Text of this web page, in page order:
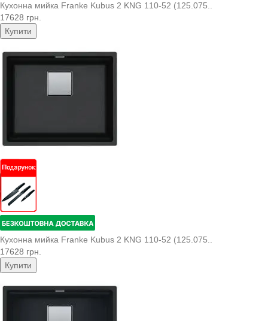
Кухонна мийка Franke Kubus 2 KNG 110-52 (125.075..
17628 грн.
Купити
Кухонна мийка Franke Kubus 2 KNG 110-52 (125.075..
17628 грн.
Купити